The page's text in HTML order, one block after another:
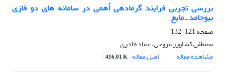
بررسی تجربی فرایند گرمادهی اُهمی در سامانه های دو فازی
بیوجامد ـ مایع
صفحه121-132
مصطفی کشاورز مروجی، عماد قادری
مشاهده مقاله
اصل مقاله 416.01 K